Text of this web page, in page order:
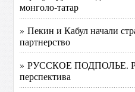
монголо-татар
» Пекин и Кабул начали
партнерство
» РУССКОЕ ПОДПОЛЬЕ.
перспектива